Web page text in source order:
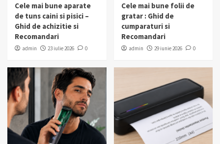
Cele mai bune aparate
de tuns caini si pisici –
Ghid de achizitie si
Recomandari
admin 23 iulie 2026 0
Cele mai bune folii de
gratar : Ghid de
cumparaturi si
Recomandari
admin 29 iunie 2026 0